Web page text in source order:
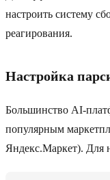
настроить систему
реагирования.
Настройка
Большинство AI-
популярным
Яндекс.Маркет). Для